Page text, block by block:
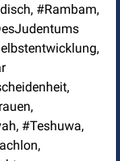
#Rambam,
#Teshuwa,